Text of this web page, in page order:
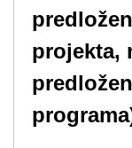
projekta,